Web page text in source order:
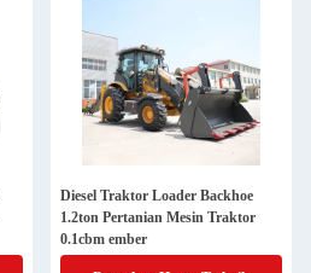
Diesel Traktor Loader Backhoe
1.2ton Pertanian Mesin Traktor
0.1cbm ember